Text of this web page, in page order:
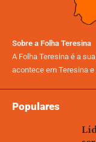
Sobre a Folha Teresina
A Folha Teresina é a
acontece em Teresina e
Populares